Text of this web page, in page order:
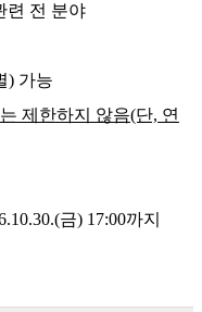
련 전 분야
) 가능
제한하지 않음(단, 연
금) 17:00까지